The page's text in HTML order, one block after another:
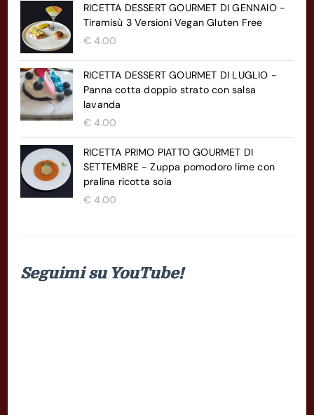
originale
era:
€ 11.99.
attuale
è:
€ 9.99.
RICETTA DESSERT GOURMET DI GENNAIO -
Tiramisù 3 Versioni Vegan Gluten Free
€ 4.00
RICETTA DESSERT GOURMET DI LUGLIO -
Panna cotta doppio strato con salsa
lavanda
€ 4.00
RICETTA PRIMO PIATTO GOURMET DI
SETTEMBRE - Zuppa pomodoro lime con
pralina ricotta soia
€ 4.00
Seguimi su YouTube!